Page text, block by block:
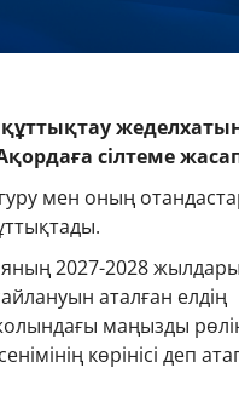
сілтеме
мен оның
2027-2028
аталған елдің
жолындағы маңызды
көрінісі деп